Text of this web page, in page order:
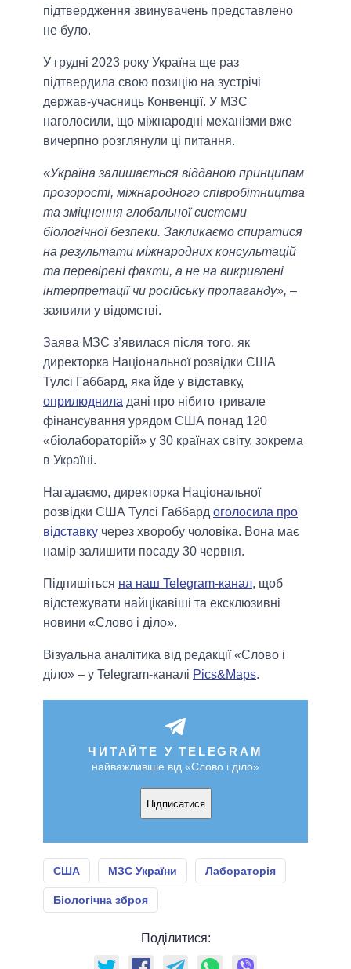
підтвердження звинувачень представлено
не було.
У грудні 2023 року Україна ще раз
підтвердила свою позицію на зустрічі
держав-учасниць Конвенції. У МЗС
наголосили, що міжнародні механізми вже
вичерпно розглянули ці питання.
«Україна залишається відданою принципам
прозорості, міжнародного співробітництва
та зміцнення глобальної системи
біологічної безпеки. Закликаємо спиратися
на результати міжнародних консультацій
та перевірені факти, а не на викривлені
інтерпретації чи російську пропаганду», –
заявили у відомстві.
Заява МЗС з’явилася після того, як
директорка Національної розвідки США
Тулсі Габбард, яка йде у відставку,
оприлюднила дані про нібито тривале
фінансування урядом США понад 120
«біолабораторій» у 30 країнах світу, зокрема
в Україні.
Нагадаємо, директорка Національної
розвідки США Тулсі Габбард оголосила про
відставку через хворобу чоловіка. Вона має
намір залишити посаду 30 червня.
Підпишіться на наш Telegram-канал, щоб
відстежувати найцікавіші та ексклюзивні
новини «Слово і діло».
Візуальна аналітика від редакції «Слово і
діло» – у Telegram-каналі Pics&Maps.
ЧИТАЙТЕ У TELEGRAM
найважливіше від «Слово і діло»
Підписатися
США МЗС України Лабораторія
Біологічна зброя
Поділитися: